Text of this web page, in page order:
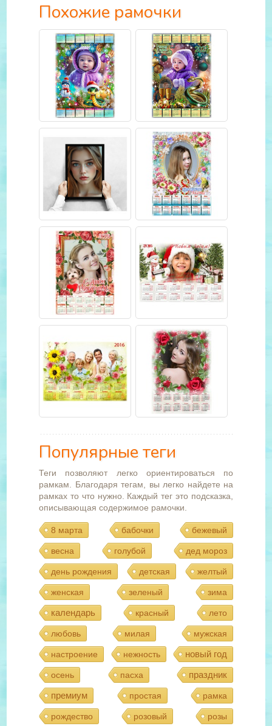
Похожие рамочки
Популярные теги
Теги позволяют легко ориентироваться по
рамкам. Благодаря тегам, вы легко найдете на
рамках то что нужно. Каждый тег это подсказка,
описывающая содержимое рамочки.
8 марта бабочки бежевый
весна голубой дед мороз
день рождения детская желтый
женская зеленый зима
календарь красный лето
любовь милая мужская
настроение нежность новый год
осень пасха
праздник
премиум
простая рамка
рождество розовый розы